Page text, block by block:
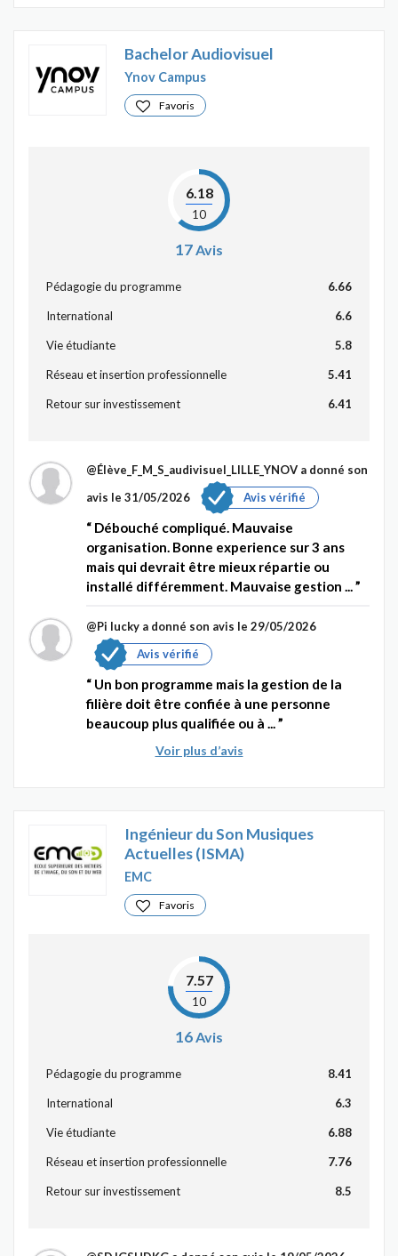
Bachelor Audiovisuel
Ynov Campus
Favoris
6.18
10
17 Avis
Pédagogie du programme 6.66
International 6.6
Vie étudiante 5.8
Réseau et insertion professionnelle 5.41
Retour sur investissement 6.41
@Élève_F_M_S_audivisuel_LILLE_YNOV a donné son
avis le 31/05/2026
Avis vérifié
Débouché compliqué. Mauvaise
organisation. Bonne experience sur 3 ans
mais qui devrait être mieux répartie ou
installé différemment. Mauvaise gestion ...
@Pi lucky a donné son avis le 29/05/2026
Avis vérifié
Un bon programme mais la gestion de la
filière doit être confiée à une personne
beaucoup plus qualifiée ou à ...
Voir plus d’avis
Ingénieur du Son Musiques
Actuelles (ISMA)
EMC
Favoris
7.57
10
16Avis
Pédagogie du programme 8.41
International 6.3
Vie étudiante 6.88
Réseau et insertion professionnelle 7.76
Retour sur investissement 8.5